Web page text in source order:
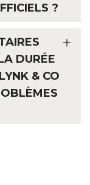
?
DURÉE
& CO